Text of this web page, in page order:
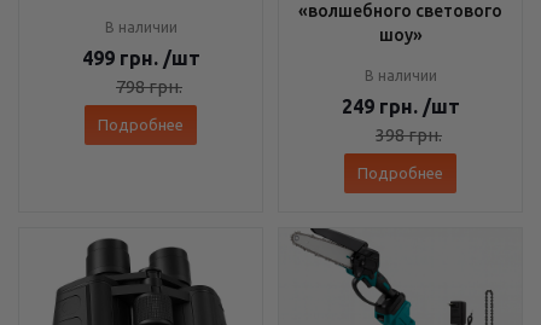
В наличии
499 грн. /шт
798грн.
Подробнее
«волшебного светового
шоу»
В наличии
249 грн. /шт
398грн.
Подробнее